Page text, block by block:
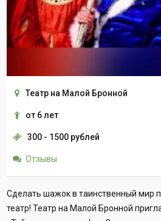
Театр на Малой Бронной
от 6 лет
300 - 1500 рублей
Отзывы
Сделать шажок в таинственный мир
театр! Театр на Малой Бронной